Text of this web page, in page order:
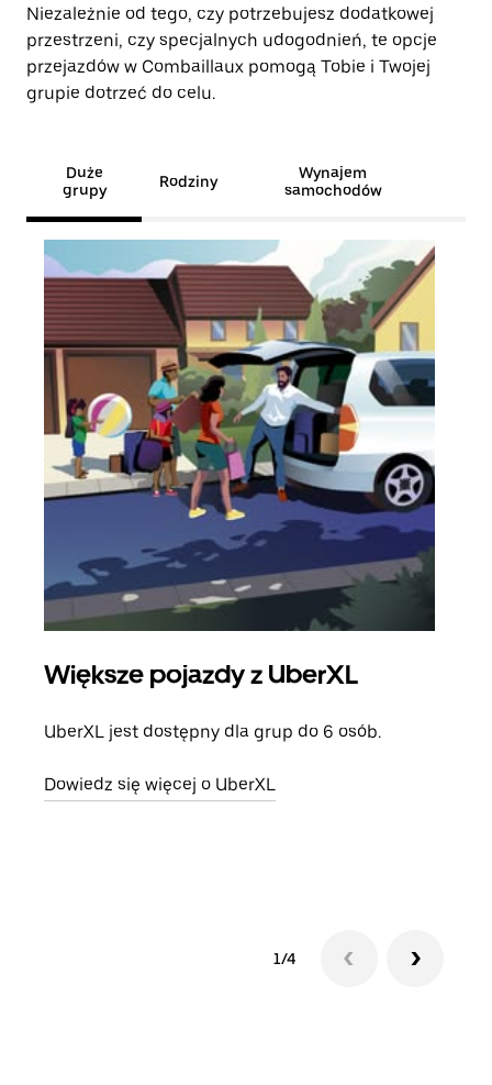
Niezależnie od tego, czy potrzebujesz dodatkowej
przestrzeni, czy specjalnych udogodnień, te opcje
przejazdów w Combaillaux pomogą Tobie i Twojej
grupie dotrzeć do celu.
Duże
grupy
Rodziny
Wynajem
samochodów
Większe pojazdy z UberXL
UberXL jest dostępny dla grup do 6 osób.
Dowiedz się więcej o UberXL
1/4